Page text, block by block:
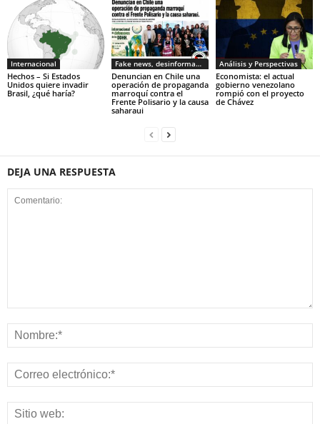
Internacional
Hechos – Si Estados
Unidos quiere invadir
Brasil, ¿qué haría?
Fake news, desinformacion
Denuncian en Chile una
operación de propaganda
marroquí contra el
Frente Polisario y la causa
saharaui
Análisis y Perspectivas
Economista: el actual
gobierno venezolano
rompió con el proyecto
de Chávez
DEJA UNA RESPUESTA